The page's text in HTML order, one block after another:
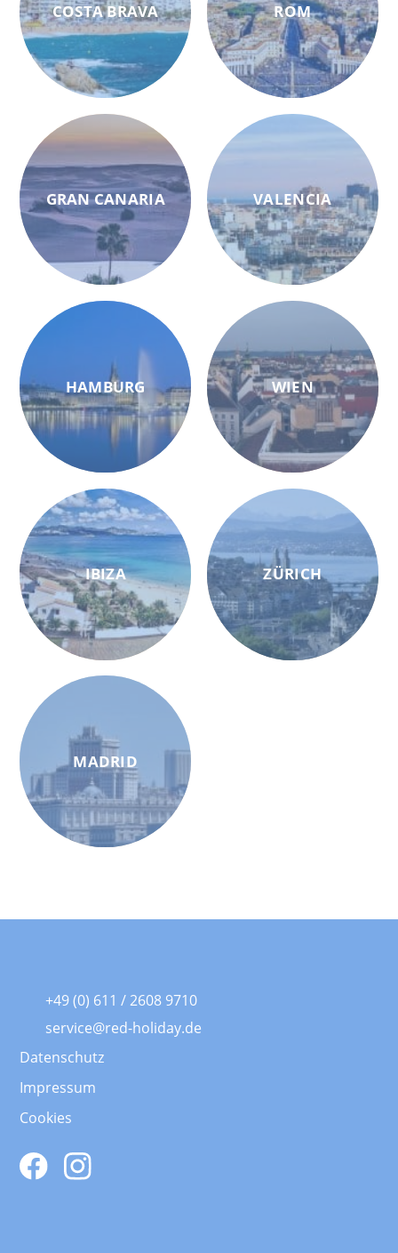
COSTA BRAVA
GRAN CANARIA
HAMBURG
IBIZA
MADRID
ROM
VALENCIA
WIEN
ZÜRICH
+49 (0) 611 / 2608 9710
service@red-holiday.de
Datenschutz
Impressum
Cookies